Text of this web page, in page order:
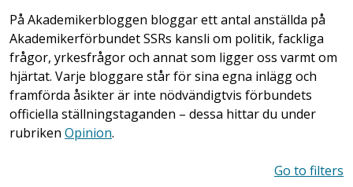
På Akademikerbloggen bloggar ett antal anställda på
Akademikerförbundet SSRs kansli om politik, fackliga
frågor, yrkesfrågor och annat som ligger oss varmt om
hjärtat. Varje bloggare står för sina egna inlägg och
framförda åsikter är inte nödvändigtvis förbundets
officiella ställningstaganden – dessa hittar du under
rubriken Opinion.
Go to filters